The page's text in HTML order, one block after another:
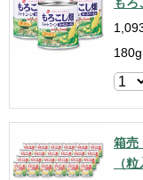
箱売
（